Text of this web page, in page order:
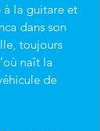
la guitare et
dans son
toujours
naît la
de